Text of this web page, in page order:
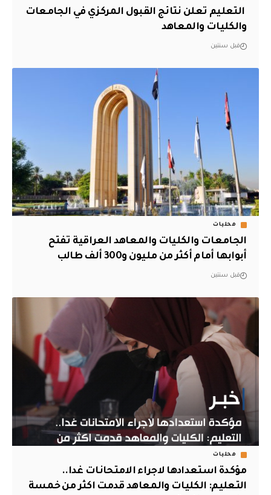
‏ التعليم تعلن نتائج القبول المركزي في الجامعات
والكليات والمعاهد
قبل سنتين
محليات
الجامعات والكليات والمعاهد العراقية تفتح
أبوابها أمام أكثر من مليون و300 ألف طالب
قبل سنتين
محليات
مؤكدة استعدادها لاجراء الامتحانات غدا..
التعليم: الكليات والمعاهد قدمت اكثر من خمسة